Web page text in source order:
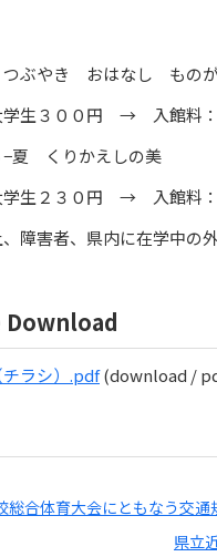
つぶやき おはなし もの
学生３００円 → 入館料
−夏 くりかえしの美
学生２３０円 → 入館料
障害者、県内に在学中の
Download
ラシ）.pdf(download /
総合体育大会にともなう交通
県立